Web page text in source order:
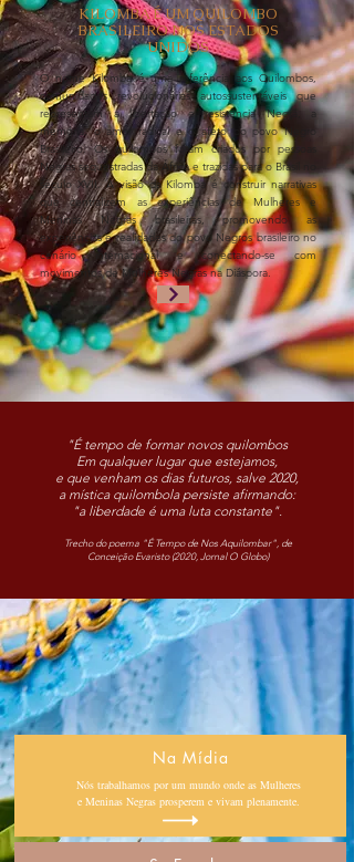
KILOMBA É UM QUILOMBO
BRASILEIRO NOS ESTADOS
UNIDOS
O nome Kilomba é uma referência aos Quilombos,
comunidades revolucionárias autossustentáveis ​​que
representam a libertação e resistência Negra, a
memória, o amor radical e o afeto do povo Negro
Brasileiro. Os quilombos foram criados por pessoas
Negras sequestradas da África e trazidas para o Brasil no
século XVII. A visão da Kilomba é construir narrativas
que centralizem as experiências de Mulheres e
Meninas Negras brasileiras, promovendo as
experiências e realidades do povo Negros brasileiro no
cenário internacional e conectando-se com
movimentos de Mulheres Negras na Diáspora.
"É tempo de formar novos quilombos
Em qualquer lugar que estejamos,
e que venham os dias futuros, salve 2020,
a mística quilombola persiste afirmando:
"a liberdade é uma luta constante".
Trecho do poema "É Tempo de Nos Aquilombar", de
Conceição Evaristo (2020, Jornal O Globo)
Na Mídia
Nós trabalhamos por um mundo onde as Mulheres
e Meninas Negras prosperem e vivam plenamente.